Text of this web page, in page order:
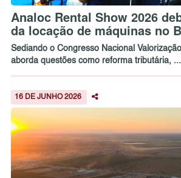
Analoc Rental Show 2026
da locação de máquinas no
Sediando o Congresso Nacional
aborda questões como reforma tributária, ...
16 DE JUNHO 2026